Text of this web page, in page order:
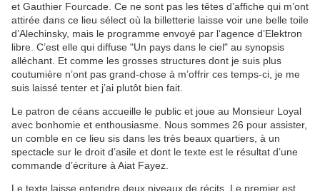
et Gauthier Fourcade. Ce ne sont pas les têtes d’affiche qui m’ont
attirée dans ce lieu sélect où la billetterie laisse voir une belle toile
d’Alechinsky, mais le programme envoyé par l’agence d’Elektron
libre. C’est elle qui diffuse "Un pays dans le ciel" au synopsis
alléchant. Et comme les grosses structures dont je suis plus
coutumière n’ont pas grand-chose à m’offrir ces temps-ci, je me
suis laissé tenter et j’ai plutôt bien fait.
Le patron de céans accueille le public et joue au Monsieur Loyal
avec bonhomie et enthousiasme. Nous sommes 26 pour assister,
un comble en ce lieu sis dans les très beaux quartiers, à un
spectacle sur le droit d’asile et dont le texte est le résultat d’une
commande d’écriture à Aiat Fayez.
Le texte laisse entendre deux niveaux de récits. Le premier est